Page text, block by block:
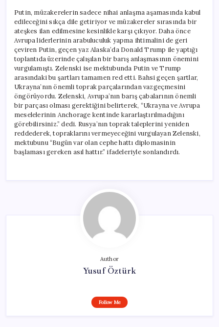
Putin, müzakerelerin sadece nihai anlaşma aşamasında kabul
edileceğini sıkça dile getiriyor ve müzakereler sırasında bir
ateşkes ilan edilmesine kesinlikle karşı çıkıyor. Daha önce
Avrupa liderlerinin arabuluculuk yapma ihtimalini de geri
çeviren Putin, geçen yaz Alaska’da Donald Trump ile yaptığı
toplantıda üzerinde çalışılan bir barış anlaşmasının önemini
vurgulamıştı. Zelenski ise mektubunda Putin ve Trump
arasındaki bu şartları tamamen red etti. Bahsi geçen şartlar,
Ukrayna’nın önemli toprak parçalarından vazgeçmesini
öngörüyordu. Zelenski, Avrupa’nın barış çabalarının önemli
bir parçası olması gerektiğini belirterek, “Ukrayna ve Avrupa
meselelerinin Anchorage kentinde kararlaştırılmadığını
görebilirsiniz.” dedi. Rusya’nın toprak taleplerini yeniden
reddederek, topraklarını vermeyeceğini vurgulayan Zelenski,
mektubunu “Bugün var olan cephe hattı diplomasinin
başlaması gereken asıl hattır.” ifadeleriyle sonlandırdı.
Author
Yusuf Öztürk
Follow Me